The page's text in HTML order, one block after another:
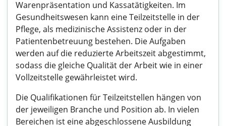
Warenpräsentation und Kassatätigkeiten. Im
Gesundheitswesen kann eine Teilzeitstelle in der
Pflege, als medizinische Assistenz oder in der
Patientenbetreuung bestehen. Die Aufgaben
werden auf die reduzierte Arbeitszeit abgestimmt,
sodass die gleiche Qualität der Arbeit wie in einer
Vollzeitstelle gewährleistet wird.
Die Qualifikationen für Teilzeitstellen hängen von
der jeweiligen Branche und Position ab. In vielen
Bereichen ist eine abgeschlossene Ausbildung